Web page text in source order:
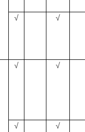
√ √
√ √
√ √